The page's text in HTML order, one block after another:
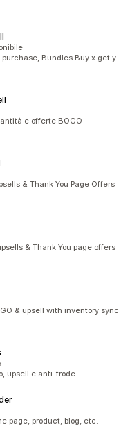
Bundles Buy x get y
e offerte BOGO
& Thank You Page Offers
& Thank You page offers
& upsell with inventory sync
upsell e anti-frode
page, product, blog, etc.